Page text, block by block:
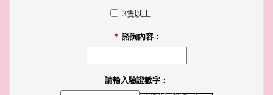
3隻以上
＊ 諮詢內容：
請輸入驗證數字：